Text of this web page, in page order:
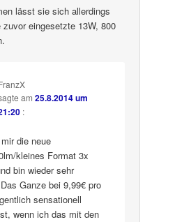
lässt sie sich allerdings
zuvor eingesetzte 13W, 800
am25.8.2014 um
:
die neue
kleines Format 3x
bin wieder sehr
Ganze bei 9,99€ pro
sensationell
wenn ich das mit den